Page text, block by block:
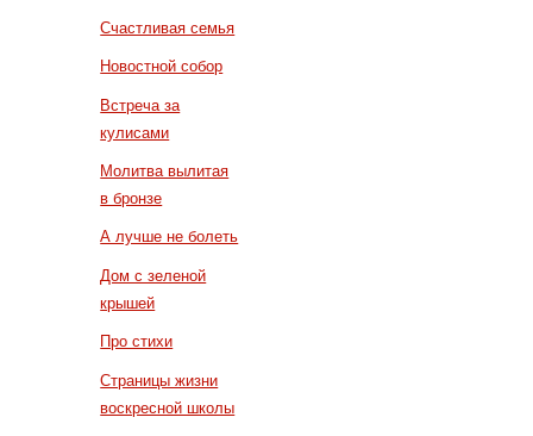
Счастливая семья
Новостной собор
Встреча за
кулисами
Молитва вылитая
в бронзе
А лучше не болеть
Дом с зеленой
крышей
Про стихи
Страницы жизни
воскресной школы